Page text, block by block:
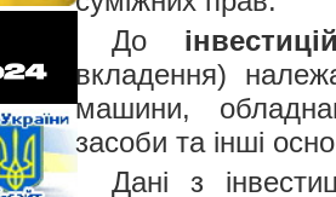
До
вкладення)
машини,
засоби та інші
Дані з